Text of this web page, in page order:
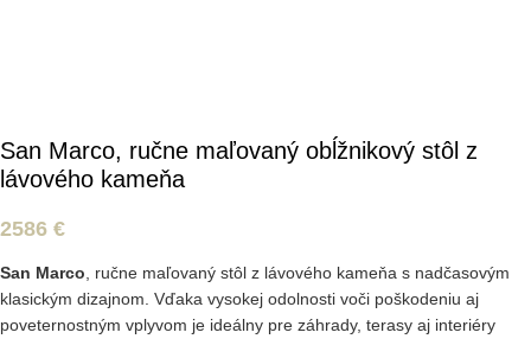
San Marco, ručne maľovaný obĺžnikový stôl z
lávového kameňa
2586 €
San Marco , ručne maľovaný stôl z lávového kameňa s nadčasovým
klasickým dizajnom. Vďaka vysokej odolnosti voči poškodeniu aj
poveternostným vplyvom je ideálny pre záhrady, terasy aj interiéry